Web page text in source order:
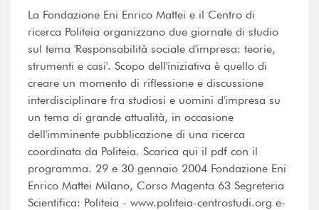
La Fondazione Eni Enrico Mattei e il Centro di
ricerca Politeia organizzano due giornate di studio
sul tema 'Responsabilità sociale d'impresa: teorie,
strumenti e casi'. Scopo dell'iniziativa è quello di
creare un momento di riflessione e discussione
interdisciplinare fra studiosi e uomini d'impresa su
un tema di grande attualità, in occasione
dell'imminente pubblicazione di una ricerca
coordinata da Politeia. Scarica qui il pdf con il
programma. 29 e 30 gennaio 2004 Fondazione Eni
Enrico Mattei Milano, Corso Magenta 63 Segreteria
Scientifica: Politeia - www.politeia-centrostudi.org e-